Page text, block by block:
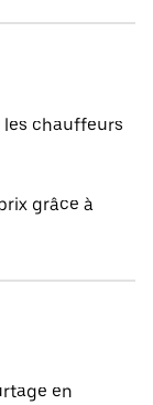
les chauffeurs
grâce à
en